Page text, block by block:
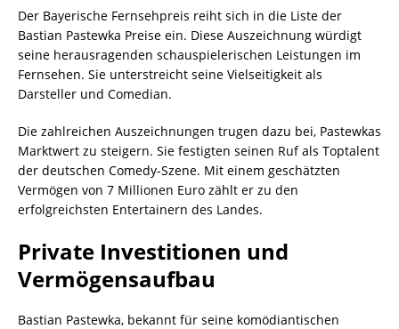
Der Bayerische Fernsehpreis reiht sich in die Liste der
Bastian Pastewka Preise ein. Diese Auszeichnung würdigt
seine herausragenden schauspielerischen Leistungen im
Fernsehen. Sie unterstreicht seine Vielseitigkeit als
Darsteller und Comedian.
Die zahlreichen Auszeichnungen trugen dazu bei, Pastewkas
Marktwert zu steigern. Sie festigten seinen Ruf als Toptalent
der deutschen Comedy-Szene. Mit einem geschätzten
Vermögen von 7 Millionen Euro zählt er zu den
erfolgreichsten Entertainern des Landes.
Private Investitionen und
Vermögensaufbau
Bastian Pastewka, bekannt für seine komödiantischen